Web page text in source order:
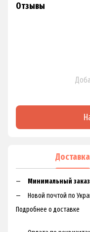
Отзывы
Доставка
Минимальный
Новой почтой по
Подробнее о доставке